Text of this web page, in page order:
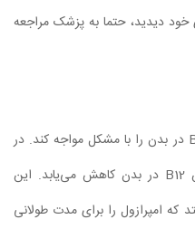
خود دیدید، حتما به پزشک مراجعه
امپرازول ممکن است جذب ویتامین B12 در بدن را با مشکل مواجه کند. در
صورت بروز این مشکل، سطح ویتامین B12 در بدن کاهش می‌یابد. این
که امپرازول را برای مدت طولانی